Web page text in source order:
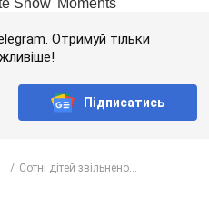
Отримуй тільки
Підписатись
Сотні дітей звільнено...